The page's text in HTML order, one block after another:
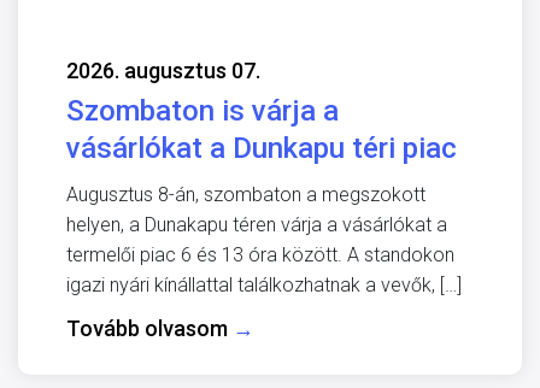
2026. augusztus 07.
Szombaton is várja a
vásárlókat a Dunkapu téri piac
Augusztus 8-án, szombaton a megszokott
helyen, a Dunakapu téren várja a vásárlókat a
termelői piac 6 és 13 óra között. A standokon
igazi nyári kínállattal találkozhatnak a vevők, […]
Tovább olvasom →